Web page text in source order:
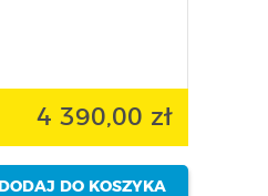
4 390,00 zł
DODAJ DO KOSZYKA